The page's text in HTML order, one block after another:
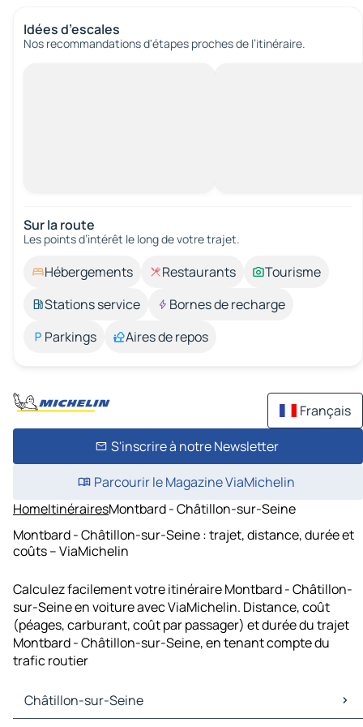
Idées d’escales
Nos recommandations d'étapes proches de l’itinéraire.
Sur la route
Les points d’intérêt le long de votre trajet.
Hébergements Restaurants
Tourisme
Stations service
Bornes de recharge
Parkings
Aires de repos
Français
S'inscrire à notre Newsletter
Parcourir le Magazine ViaMichelin
HomeItinérairesMontbard - Châtillon-sur-Seine
Montbard - Châtillon-sur-Seine : trajet, distance, durée et
coûts – ViaMichelin
Calculez facilement votre itinéraire Montbard - Châtillon-
sur-Seine en voiture avec ViaMichelin. Distance, coût
(péages, carburant, coût par passager) et durée du trajet
Montbard - Châtillon-sur-Seine, en tenant compte du
trafic routier
Châtillon-sur-Seine